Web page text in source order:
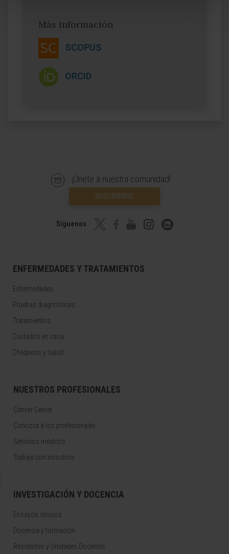
Más información
SCOPUS
ORCID
¡Únete a nuestra comunidad!
SUSCRIBIRSE
Síguenos
ENFERMEDADES Y TRATAMIENTOS
Enfermedades
Pruebas diagnósticas
Tratamientos
Cuidados en casa
Chequeos y salud
NUESTROS PROFESIONALES
Cancer Center
Conozca a los profesionales
Servicios médicos
Trabaje con nosotros
INVESTIGACIÓN Y DOCENCIA
Ensayos clínicos
Docencia y formación
Residentes y Unidades Docentes